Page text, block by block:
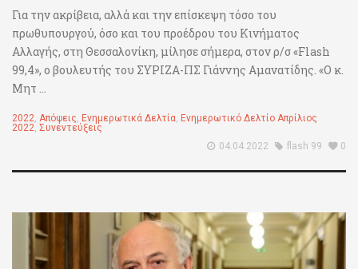
Για την ακρίβεια, αλλά και την επίσκεψη τόσο του
πρωθυπουργού, όσο και του προέδρου του Κινήματος
Αλλαγής, στη Θεσσαλονίκη, μίλησε σήμερα, στον ρ/σ «Flash
99,4», ο βουλευτής του ΣΥΡΙΖΑ-ΠΣ Γιάννης Αμανατίδης. «Ο κ.
Μητ ...
2022, Απόψεις, Ενημερωτικά Δελτία, Ενημερωτικό Δελτίο Απρίλιος
2022, Συνεντεύξεις
04.04.2022
flash 99 0